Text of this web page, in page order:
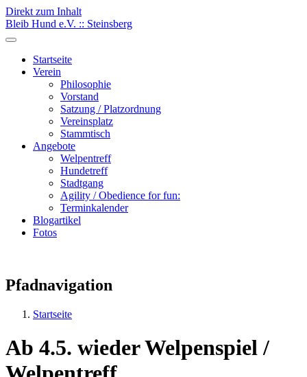
Direkt zum Inhalt
Bleib Hund e.V. :: Steinsberg
Startseite
Verein
Philosophie
Vorstand
Satzung / Platzordnung
Vereinsplatz
Stammtisch
Angebote
Welpentreff
Hundetreff
Stadtgang
Agility / Obedience for fun:
Terminkalender
Blogartikel
Fotos
Pfadnavigation
Startseite
Ab 4.5. wieder Welpenspiel /